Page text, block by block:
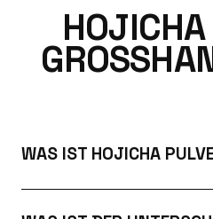
HOJICHA
WAS IST HOJICHA